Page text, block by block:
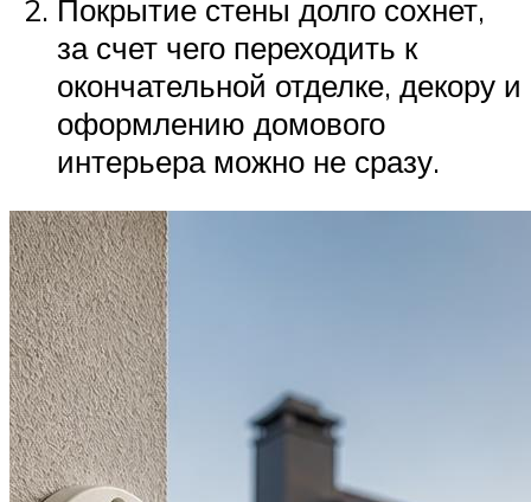
Покрытие стены долго сохнет,
за счет чего переходить к
окончательной отделке, декору и
оформлению домового
интерьера можно не сразу.